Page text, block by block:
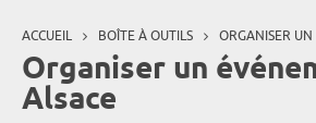
Vous êtes ici
ACCUEIL BOÎTE À OUTILS ORGANISER
Organiser un
Alsace